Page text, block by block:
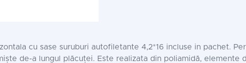
cu sase suruburi autofiletante 4,2*16 incluse in pachet.
de-a lungul plăcuței. Este realizata din poliamidă, elemente